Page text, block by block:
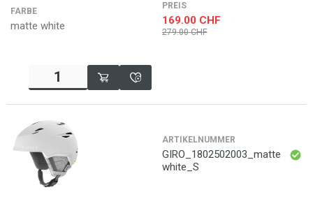
FARBE
matte white
PREIS
169.00 CHF
279.00 CHF
ARTIKELNUMMER
GIRO_1802502003_matte
white_S